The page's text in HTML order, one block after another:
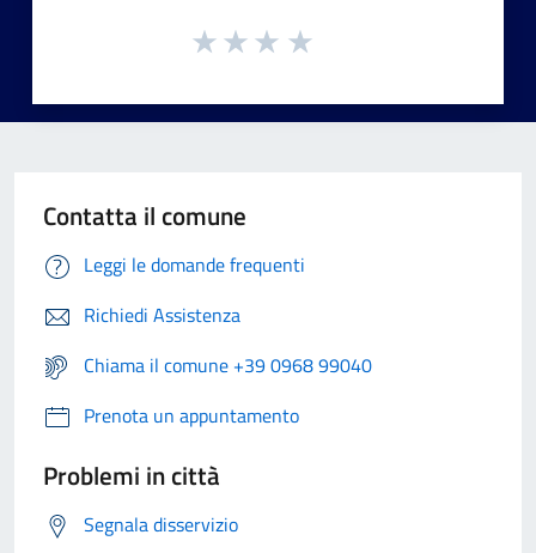
Contatta il comune
Leggi le domande frequenti
Richiedi Assistenza
Chiama il comune +39 0968 99040
Prenota un appuntamento
Problemi in città
Segnala disservizio